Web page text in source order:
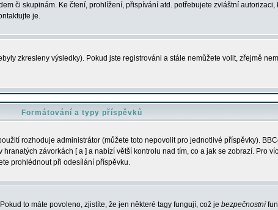
či skupinám. Ke čtení, prohlížení, přispívání atd. potřebujete zvláštní autorizaci,
je.
zkresleny výsledky). Pokud jste registrováni a stále nemůžete volit, zřejmě
Formátování a typy příspěvků
rozhoduje administrátor (můžete toto nepovolit pro jednotlivé příspěvky).
závorkách [ a ] a nabízí větší kontrolu nad tím, co a jak se zobrazí. Pro
prohlédnout při odesílání příspěvku.
to máte povoleno, zjistíte, že jen některé tagy fungují, což je bezpečnostní